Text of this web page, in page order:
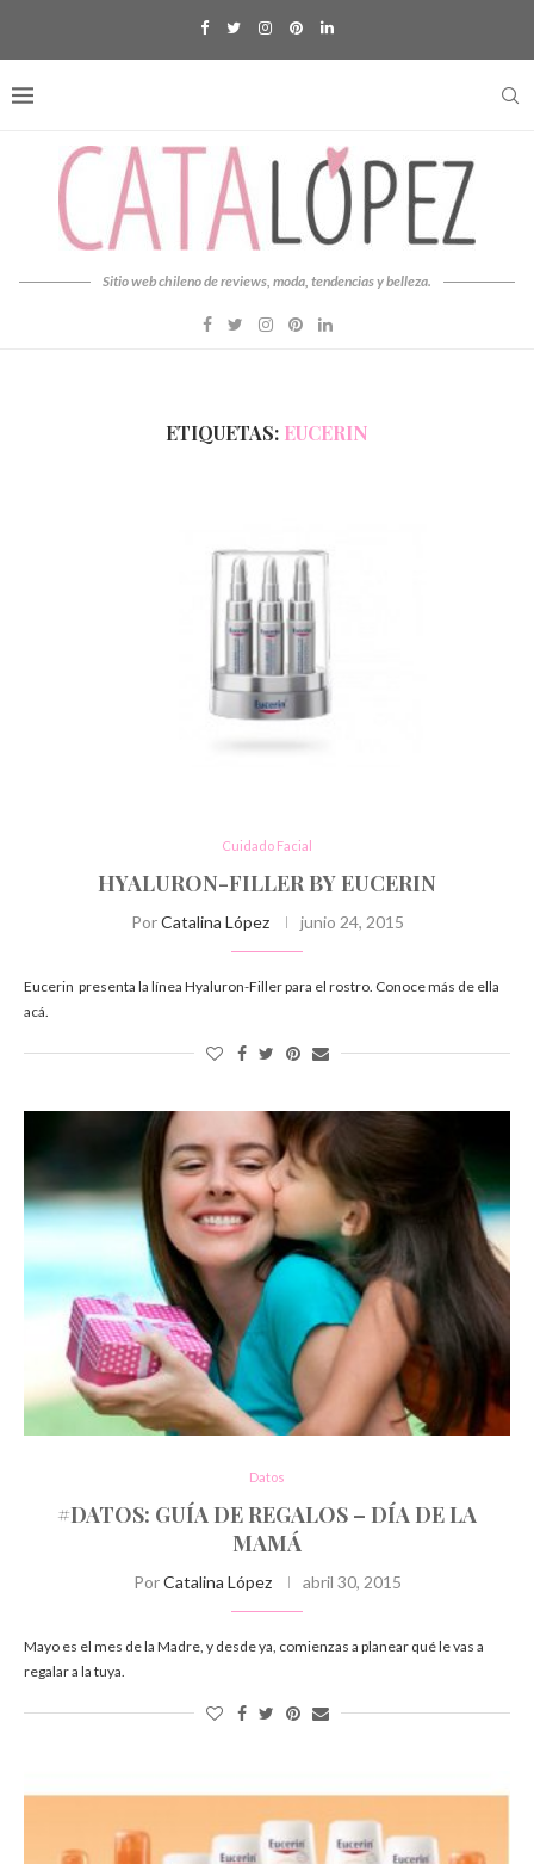
Sitio web chileno de reviews, moda, tendencias y belleza.
ETIQUETAS: EUCERIN
Cuidado Facial
HYALURON-FILLER BY EUCERIN
PorCatalina López junio 24, 2015
Eucerin presenta la línea Hyaluron-Filler para el rostro. Conoce más de ella
acá.
Datos
#DATOS: GUÍA DE REGALOS – DÍA DE LA
MAMÁ
PorCatalina López abril 30, 2015
Mayo es el mes de la Madre, y desde ya, comienzas a planear qué le vas a
regalar a la tuya.